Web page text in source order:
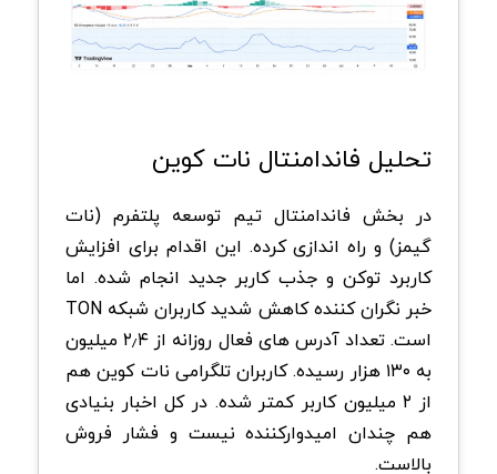
تحلیل فاندامنتال نات کوین
در بخش فاندامنتال تیم توسعه پلتفرم (نات
گیمز) و راه اندازی کرده. این اقدام برای افزایش
کاربرد توکن و جذب کاربر جدید انجام شده. اما
خبر نگران کننده کاهش شدید کاربران شبکه TON
است. تعداد آدرس های فعال روزانه از ۲٫۴ میلیون
به ۱۳۰ هزار رسیده. کاربران تلگرامی نات کوین هم
از ۲ میلیون کاربر کمتر شده. در کل اخبار بنیادی
هم چندان امیدوارکننده نیست و فشار فروش
بالاست.